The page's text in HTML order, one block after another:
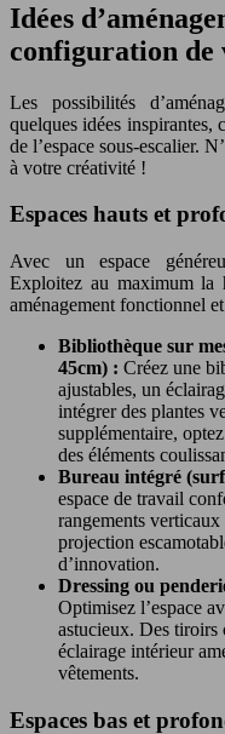
Idées
configuration de
Les possibilités
quelques idées inspirantes,
de l’espace sous-escalier.
à votre créativité !
Espaces hauts et
Avec un espace
Exploitez au maximum la
aménagement fonctionnel
Bibliothèque sur
45cm) : Créez une
ajustables, un
intégrer des plantes
supplémentaire,
des éléments
Bureau intégré
espace de travail
rangements
projection
d’innovation.
Dressing ou
Optimisez l’espace
astucieux. Des tiroirs
éclairage intérieur
vêtements.
Espaces bas et